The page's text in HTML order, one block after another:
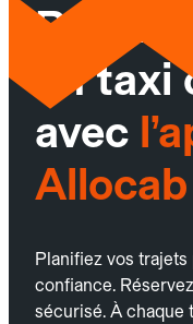
un
avec
Allocab
Planifiez vos
confiance.
sécurisé. À chaque